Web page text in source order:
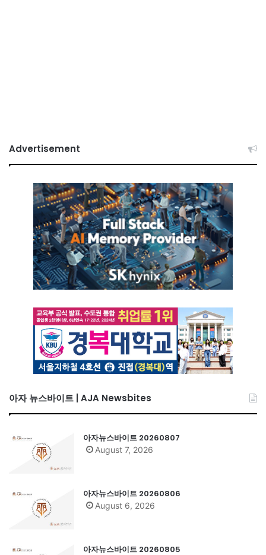
Advertisement
아자 뉴스바이트 | AJA Newsbites
아자뉴스바이트 20260807
August 7, 2026
아자뉴스바이트 20260806
August 6, 2026
아자뉴스바이트 20260805